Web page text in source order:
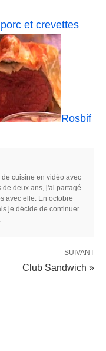
et crevettes
Rosbif
cuisine en vidéo avec
deux ans, j'ai partagé
avec elle. En octobre
je décide de continuer
SUIVANT
Club Sandwich »